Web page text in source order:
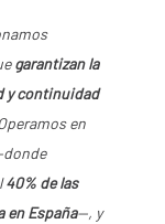
garantizan la
y continuidad
en
40% de las
en España—, y